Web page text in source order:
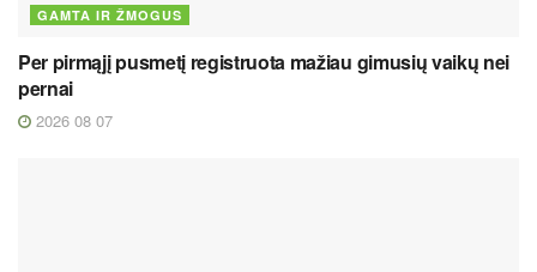
GAMTA IR ŽMOGUS
Per pirmąjį pusmetį registruota mažiau gimusių vaikų nei
pernai
2026 08 07